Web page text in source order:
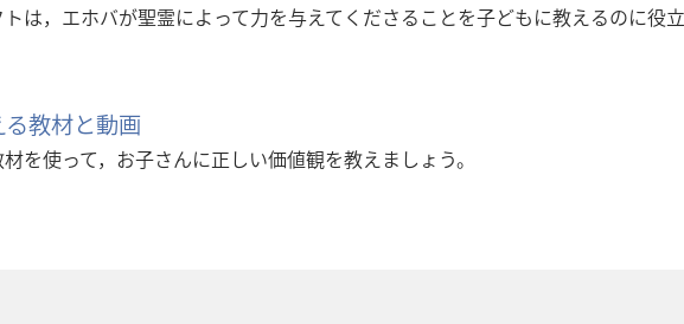
は，エホバが聖霊によって力を与えてくださることを子どもに教えるのに役立
教材と動画
を使って，お子さんに正しい価値観を教えましょう。